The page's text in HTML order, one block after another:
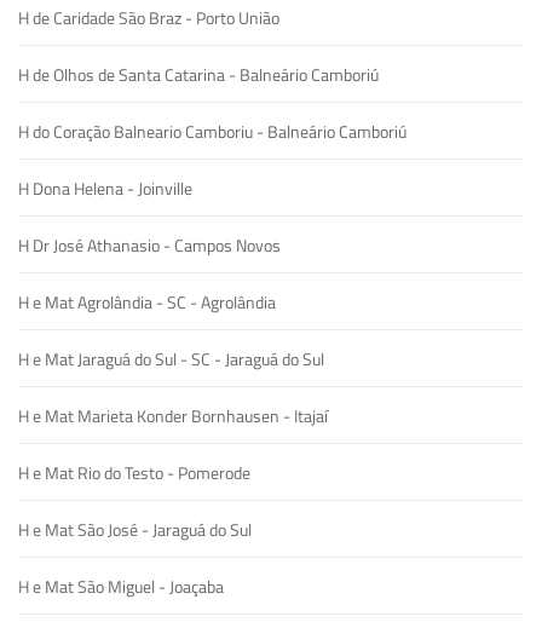
H de Caridade São Braz - Porto União
H de Olhos de Santa Catarina - Balneário Camboriú
H do Coração Balneario Camboriu - Balneário Camboriú
H Dona Helena - Joinville
H Dr José Athanasio - Campos Novos
H e Mat Agrolândia - SC - Agrolândia
H e Mat Jaraguá do Sul - SC - Jaraguá do Sul
H e Mat Marieta Konder Bornhausen - Itajaí
H e Mat Rio do Testo - Pomerode
H e Mat São José - Jaraguá do Sul
H e Mat São Miguel - Joaçaba